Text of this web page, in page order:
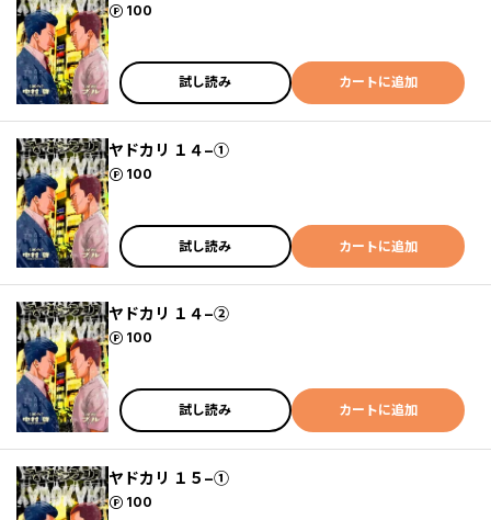
100
ポイント
試し読み カートに追加
ヤドカリ １４−①
100
ポイント
試し読み カートに追加
ヤドカリ １４−②
100
ポイント
試し読み カートに追加
ヤドカリ １５−①
100
ポイント